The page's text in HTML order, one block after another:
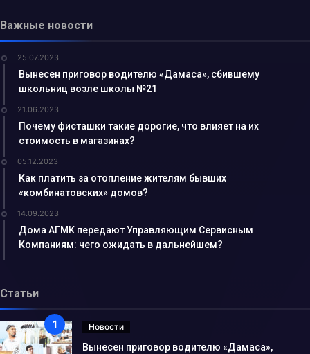
Важные новости
25.07.2023
Вынесен приговор водителю «Дамаса», сбившему
школьниц возле школы №21
21.06.2023
Почему фисташки такие дорогие, что влияет на их
стоимость в магазинах?
05.12.2023
Как платить за отопление жителям бывших
«комбинатовских» домов?
14.09.2023
Дома АГМК передают Управляющим Сервисным
Компаниям: чего ожидать в дальнейшем?
Статьи
Новости
Вынесен приговор водителю «Дамаса»,